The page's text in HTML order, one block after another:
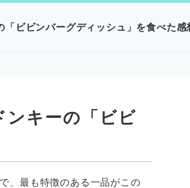
「ビビンバーグディッシュ」を食べた感
ンキーの「ビビ
、最も特徴のある一品がこの